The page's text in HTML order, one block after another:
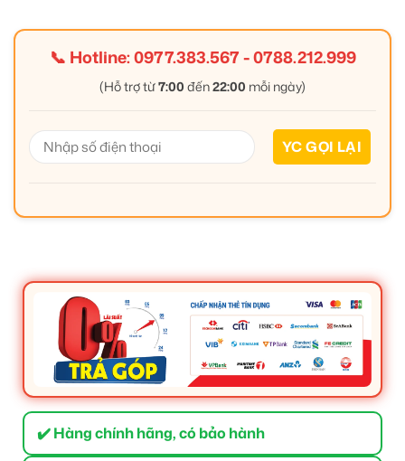
📞 Hotline:0977.383.567-0788.212.999
(Hỗ trợ từ7:00 đến22:00 mỗi ngày)
✔️ Hàng chính hãng, có bảo hành